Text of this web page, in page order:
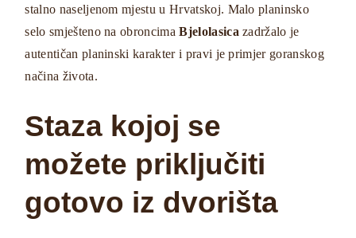
stalno naseljenom mjestu u Hrvatskoj. Malo planinsko
selo smješteno na obroncimaBjelolasica zadržalo je
autentičan planinski karakter i pravi je primjer goranskog
načina života.
Staza kojoj se
možete priključiti
gotovo iz dvorišta